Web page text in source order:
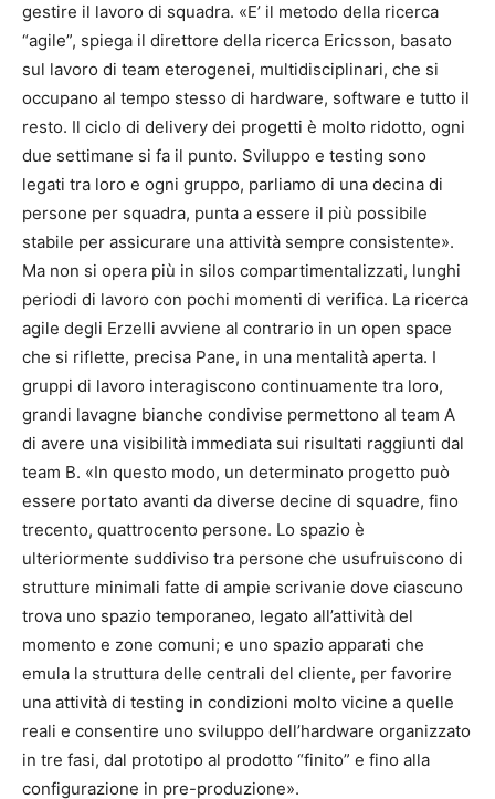
gestire il lavoro di squadra. «E’ il metodo della ricerca
“agile”, spiega il direttore della ricerca Ericsson, basato
sul lavoro di team eterogenei, multidisciplinari, che si
occupano al tempo stesso di hardware, software e tutto il
resto. Il ciclo di delivery dei progetti è molto ridotto, ogni
due settimane si fa il punto. Sviluppo e testing sono
legati tra loro e ogni gruppo, parliamo di una decina di
persone per squadra, punta a essere il più possibile
stabile per assicurare una attività sempre consistente».
Ma non si opera più in silos compartimentalizzati, lunghi
periodi di lavoro con pochi momenti di verifica. La ricerca
agile degli Erzelli avviene al contrario in un open space
che si riflette, precisa Pane, in una mentalità aperta. I
gruppi di lavoro interagiscono continuamente tra loro,
grandi lavagne bianche condivise permettono al team A
di avere una visibilità immediata sui risultati raggiunti dal
team B. «In questo modo, un determinato progetto può
essere portato avanti da diverse decine di squadre, fino
trecento, quattrocento persone. Lo spazio è
ulteriormente suddiviso tra persone che usufruiscono di
strutture minimali fatte di ampie scrivanie dove ciascuno
trova uno spazio temporaneo, legato all’attività del
momento e zone comuni; e uno spazio apparati che
emula la struttura delle centrali del cliente, per favorire
una attività di testing in condizioni molto vicine a quelle
reali e consentire uno sviluppo dell’hardware organizzato
in tre fasi, dal prototipo al prodotto “finito” e fino alla
configurazione in pre-produzione».